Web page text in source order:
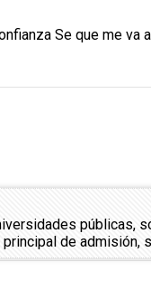
Se que me va
públicas,
de